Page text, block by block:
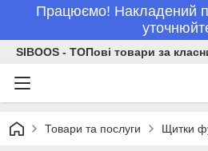
Працюємо! Накладений
SIBOOS - ТОПові товари за
Товари та послуги Щитки